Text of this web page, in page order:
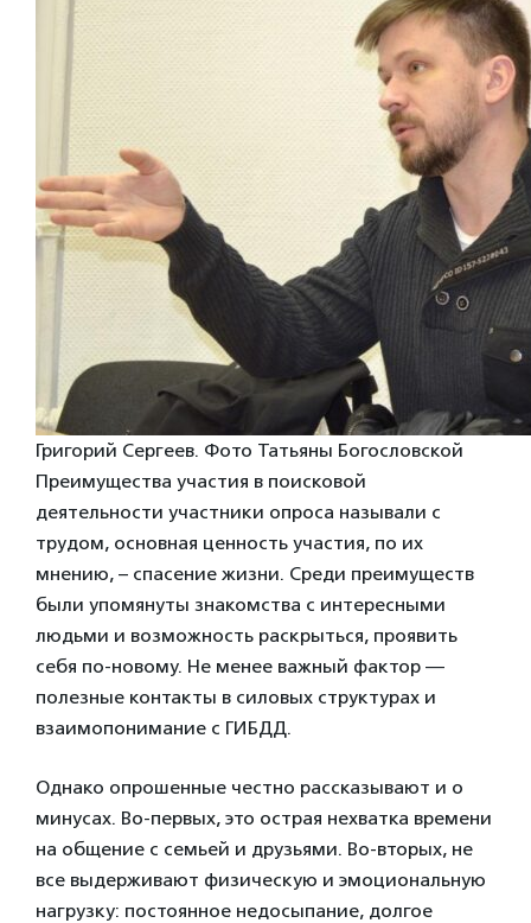
Григорий Сергеев. Фото Татьяны Богословской
Преимущества участия в поисковой
деятельности участники опроса называли с
трудом, основная ценность участия, по их
мнению, – спасение жизни. Среди преимуществ
были упомянуты знакомства с интересными
людьми и возможность раскрыться, проявить
себя по-новому. Не менее важный фактор —
полезные контакты в силовых структурах и
взаимопонимание с ГИБДД.
Однако опрошенные честно рассказывают и о
минусах. Во-первых, это острая нехватка времени
на общение с семьей и друзьями. Во-вторых, не
все выдерживают физическую и эмоциональную
нагрузку: постоянное недосыпание, долгое